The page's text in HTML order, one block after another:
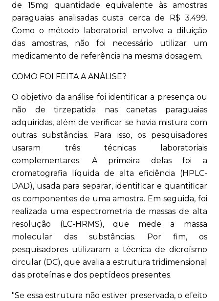
de 15mg quantidade equivalente às amostras
paraguaias analisadas custa cerca de R$ 3.499.
Como o método laboratorial envolve a diluição
das amostras, não foi necessário utilizar um
medicamento de referência na mesma dosagem.
COMO FOI FEITA A ANÁLISE?
O objetivo da análise foi identificar a presença ou
não de tirzepatida nas canetas paraguaias
adquiridas, além de verificar se havia mistura com
outras substâncias. Para isso, os pesquisadores
usaram três técnicas laboratoriais
complementares. A primeira delas foi a
cromatografia líquida de alta eficiência (HPLC-
DAD), usada para separar, identificar e quantificar
os componentes de uma amostra. Em seguida, foi
realizada uma espectrometria de massas de alta
resolução (LC-HRMS), que mede a massa
molecular das substâncias. Por fim, os
pesquisadores utilizaram a técnica de dicroísmo
circular (DC), que avalia a estrutura tridimensional
das proteínas e dos peptídeos presentes.
"Se essa estrutura não estiver preservada, o efeito